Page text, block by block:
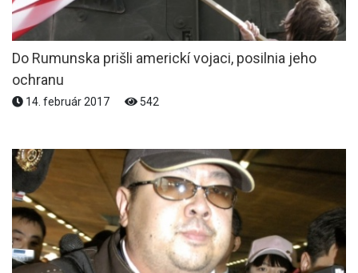
Do Rumunska prišli americkí vojaci, posilnia jeho
ochranu
14. február 2017 542